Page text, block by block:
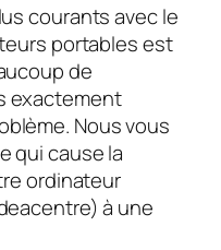
courants avec le
portables est
de
exactement
Nous vous
qui cause la
ordinateur
à une